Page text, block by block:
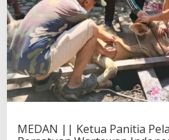
MEDAN || Ketua Panitia